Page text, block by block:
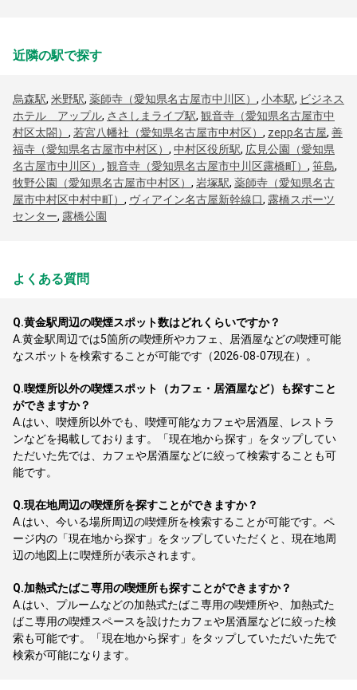
近隣の駅で探す
烏森駅, 米野駅, 薬師寺（愛知県名古屋市中川区） , 小本駅, ビジネス
ホテル アップル, ささしまライブ駅, 観音寺（愛知県名古屋市中
村区太閤） , 若宮八幡社（愛知県名古屋市中村区） , zepp名古屋, 善
福寺（愛知県名古屋市中村区） , 中村区役所駅, 広見公園（愛知県
名古屋市中川区） , 観音寺（愛知県名古屋市中川区露橋町） , 笹島,
牧野公園（愛知県名古屋市中村区） , 岩塚駅, 薬師寺（愛知県名古
屋市中村区中村中町） , ヴィアイン名古屋新幹線口, 露橋スポーツ
センター, 露橋公園
よくある質問
Q.黄金駅周辺の喫煙スポット数はどれくらいですか？
A.黄金駅周辺では5箇所の喫煙所やカフェ、居酒屋などの喫煙可能
なスポットを検索することが可能です（2026-08-07現在）。
Q.喫煙所以外の喫煙スポット（カフェ・居酒屋など）も探すこと
ができますか？
A. はい、喫煙所以外でも、喫煙可能なカフェや居酒屋、レストラ
ンなどを掲載しております。「現在地から探す」をタップしてい
ただいた先では、カフェや居酒屋などに絞って検索することも可
能です。
Q.現在地周辺の喫煙所を探すことができますか？
A. はい、今いる場所周辺の喫煙所を検索することが可能です。ペ
ージ内の「現在地から探す」をタップしていただくと、現在地周
辺の地図上に喫煙所が表示されます。
Q.加熱式たばこ専用の喫煙所も探すことができますか？
A. はい、プルームなどの加熱式たばこ専用の喫煙所や、加熱式た
ばこ専用の喫煙スペースを設けたカフェや居酒屋などに絞った検
索も可能です。「現在地から探す」をタップしていただいた先で
検索が可能になります。